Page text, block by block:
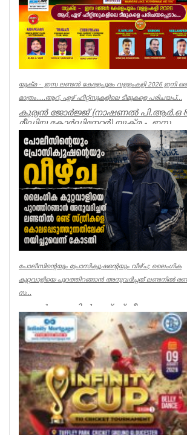
യുക്മ - ഇസ ലണ്ടൻ കേരളപൂരം വളളംകളി 2026 ഇനി
മാത്രം.....ആറ്, ഏഴ് ഹീറ്റ്സുകളിലെ ടീമുകളെ പരിചയപ്...
കുര്യൻ ജോർജ്ജ് (നാഷണൽ പി.ആർ.ഒ
മീഡിയ കോർഡിനേറ്റർ) യുക്മ - ഇസ
ലണ്ടൻ കേരളപൂരം വ...
Associations
പോലീസിന്റെയും പ്രോസിക്യൂഷന്റെയും വീഴ്ച; ലൈംഗിക
കുറ്റവാളിയെ പുറത്തിറങ്ങാൻ അനുവദിച്ചത് ലണ്ടനിൽ
സ...
ലണ്ടൻ: ലണ്ടനിൽ രണ്ട് സ്ത്രീകളെ
കൊലപ്പെടുത്തിയ സംഭവത്തിൽ
പോലീസിനും പ്രോസിക്യൂഷനും ഗുരുതര
വീഴ്ച്ച സംഭ...
UK NEWS